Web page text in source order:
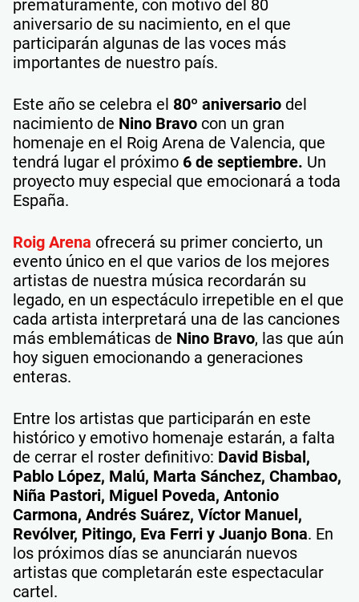
prematuramente, con motivo del 80
aniversario de su nacimiento, en el que
participarán algunas de las voces más
importantes de nuestro país.
Este año se celebra el 80º aniversario del
nacimiento de Nino Bravo con un gran
homenaje en el Roig Arena de Valencia, que
tendrá lugar el próximo 6 de septiembre. Un
proyecto muy especial que emocionará a toda
España.
Roig Arena ofrecerá su primer concierto, un
evento único en el que varios de los mejores
artistas de nuestra música recordarán su
legado, en un espectáculo irrepetible en el que
cada artista interpretará una de las canciones
más emblemáticas de Nino Bravo, las que aún
hoy siguen emocionando a generaciones
enteras.
Entre los artistas que participarán en este
histórico y emotivo homenaje estarán, a falta
de cerrar el roster definitivo: David Bisbal,
Pablo López, Malú, Marta Sánchez, Chambao,
Niña Pastori, Miguel Poveda, Antonio
Carmona, Andrés Suárez, Víctor Manuel,
Revólver, Pitingo, Eva Ferri y Juanjo Bona. En
los próximos días se anunciarán nuevos
artistas que completarán este espectacular
cartel.